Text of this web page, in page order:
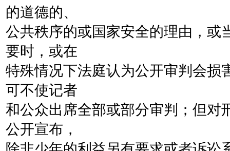
的道德的、
公共秩序的或国家安全的理由，或
要时，或在
特殊情况下法庭认为公开审判会损
可不使记者
和公众出席全部或部分审判；但对
公开宣布，